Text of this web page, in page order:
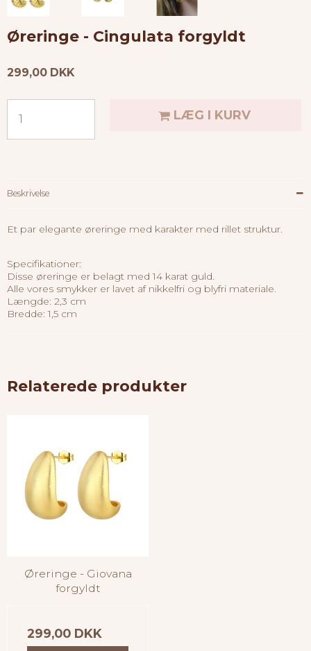
Øreringe - Cingulata forgyldt
299,00 DKK
LÆG I KURV
Beskrivelse
Et par elegante øreringe med karakter med rillet struktur.
Specifikationer:
Disse øreringe er belagt med 14 karat guld.
Alle vores smykker er lavet af nikkelfri og blyfri materiale.
Længde: 2,3 cm
Bredde: 1,5 cm
Relaterede produkter
Øreringe - Giovana
forgyldt
299,00 DKK